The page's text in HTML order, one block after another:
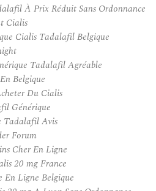
À Prix Réduit Sans Ordonnance
Cialis
Cialis Tadalafil Belgique
Tadalafil Agréable
Belgique
Du Cialis
Générique
Tadalafil Avis
Forum
Cher En Ligne
20 mg France
Ligne Belgique